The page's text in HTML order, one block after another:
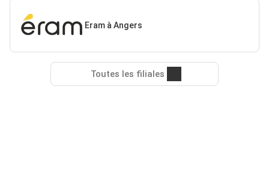
Eram à Angers
Toutes les filiales